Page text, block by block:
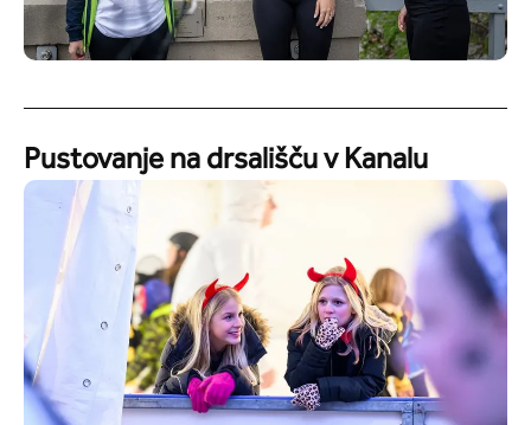
Pustovanje na drsališču v Kanalu